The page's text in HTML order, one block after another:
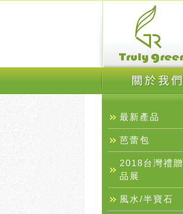
最新產品
芭蕾包
2018台灣禮贈
品展
風水/半寶石